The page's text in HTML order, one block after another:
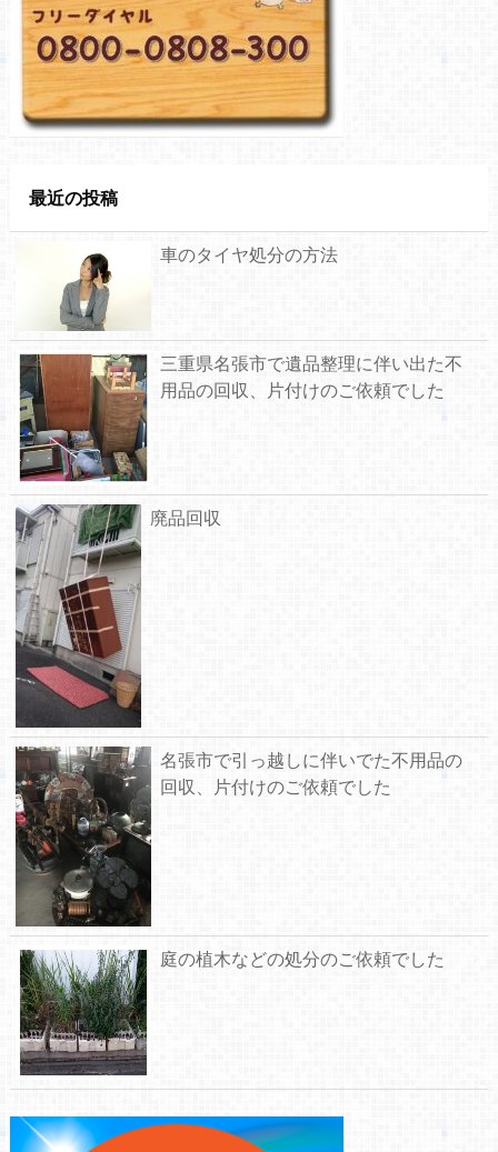
最近の投稿
車のタイヤ処分の方法
三重県名張市で遺品整理に伴い出た不
用品の回収、片付けのご依頼でした
廃品回収
名張市で引っ越しに伴いでた不用品の
回収、片付けのご依頼でした
庭の植木などの処分のご依頼でした